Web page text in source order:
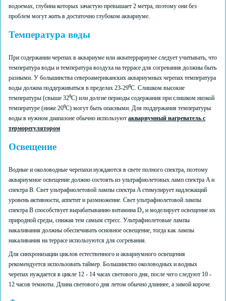
водоемах, глубина которых зачастую превышает 2 метра, поэтому они без
проблем могут жить в достаточно глубоком аквариуме.
Температура воды
При содержании черепах в аквариуме или акватеррариуме следует учитывать, что
температура воды и температура воздуха на террасе для согревания должны быть
разными. У большинства североамериканских аквариумных черепах температура
воды должна поддерживаться в пределах 23-29⁰С. Слишком высокие
температуры (свыше 32⁰C) или долгие периоды содержания при слишком низкой
температуре (ниже 20⁰C) могут быть опасными. Для поддержания температуры
воды в нужном диапазоне обычно используют аквариумный нагреватель с
терморегулятором
Освещение
Водные и околоводные черепахи нуждаются в свете полного спектра, поэтому
аквариумное освещение должно состоять из ультрафиолетовых ламп спектра A и
спектра B. Свет ультрафиолетовой лампы спектра A стимулирует надлежащий
уровень активности, аппетит и размножение. Свет ультрафиолетовой лампы
спектра B способствует вырабатыванию витамина D₃ и моделирует освещение их
природной среды, снижая тем самым стресс. Ультрафиолетовые лампы
накаливания должны обеспечивать основное освещение, тогда как лампы
накаливания на террасе используются для согревания.
Для синхронизации циклов естественного и аквариумного освещения
рекомендуется использовать таймер. Большинство околоводных и водных
черепах нуждается в цикле 12 - 14 часах светового дня, после чего следуют 10 -
12 часов темноты. Длина светового дня летом обычно длиннее, а зимой короче.